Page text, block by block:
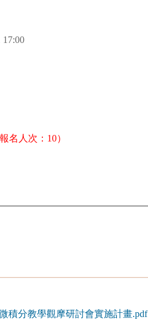
17:00
名人次：10）
積分教學觀摩研討會實施計畫.pdf